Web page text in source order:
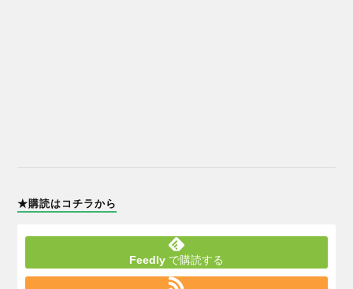
★購読はコチラから
Feedly で購読する